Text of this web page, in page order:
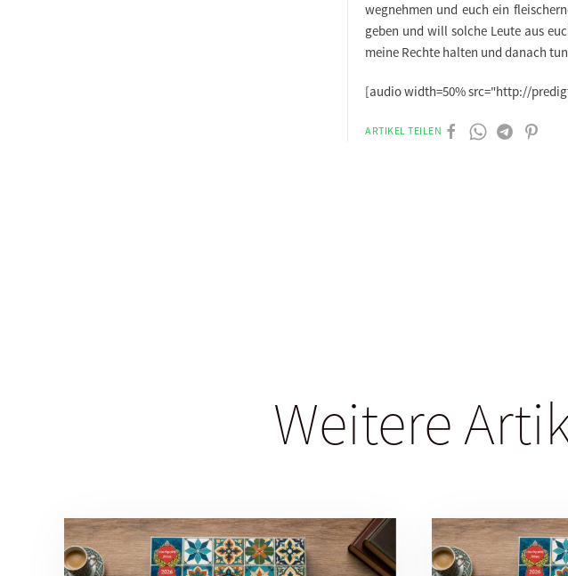
wegnehmen und euch ein
geben und will solche Leute aus
meine Rechte halten und danach
[audio width=50% src="http://
ARTIKEL TEILEN
Weitere